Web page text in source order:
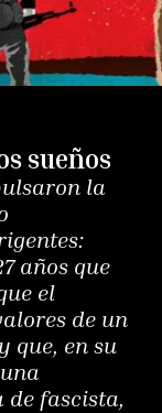
sueños
la
años que
el
de un
que, en su
fascista,